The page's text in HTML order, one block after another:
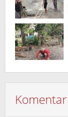
Komentar